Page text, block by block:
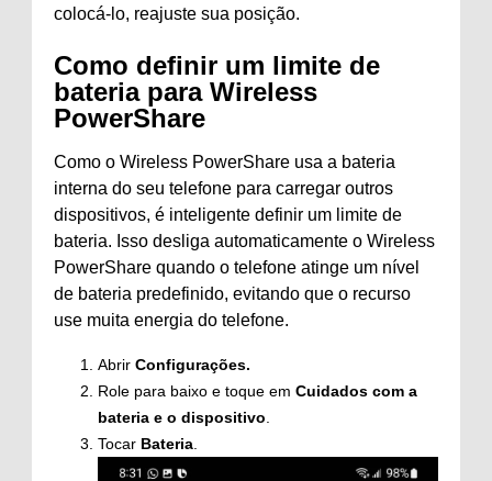
colocá-lo, reajuste sua posição.
Como definir um limite de
bateria para Wireless
PowerShare
Como o Wireless PowerShare usa a bateria
interna do seu telefone para carregar outros
dispositivos, é inteligente definir um limite de
bateria. Isso desliga automaticamente o Wireless
PowerShare quando o telefone atinge um nível
de bateria predefinido, evitando que o recurso
use muita energia do telefone.
Abrir Configurações.
Role para baixo e toque em Cuidados com a
bateria e o dispositivo.
Tocar Bateria.